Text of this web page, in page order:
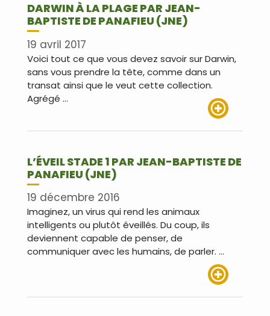
DARWIN À LA PLAGE PAR JEAN-
BAPTISTE DE PANAFIEU (JNE)
19 avril 2017
Voici tout ce que vous devez savoir sur Darwin,
sans vous prendre la tête, comme dans un
transat ainsi que le veut cette collection.
Agrégé …
L’ÉVEIL STADE 1 PAR JEAN-BAPTISTE DE
PANAFIEU (JNE)
19 décembre 2016
Imaginez, un virus qui rend les animaux
intelligents ou plutôt éveillés. Du coup, ils
deviennent capable de penser, de
communiquer avec les humains, de parler. …